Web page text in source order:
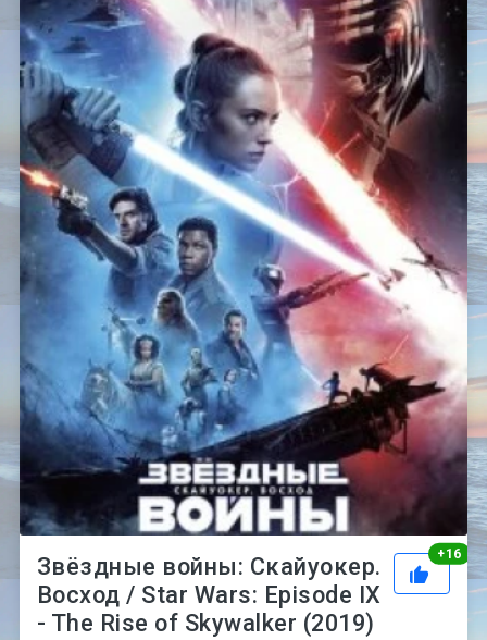
+16
Звёздные войны: Скайуокер.
Восход / Star Wars: Episode IX
- The Rise of Skywalker (2019)